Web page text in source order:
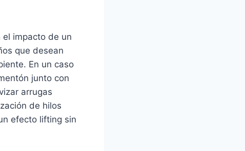
el impacto de un
que desean
En un caso
junto con
arrugas
de hilos
efecto lifting sin